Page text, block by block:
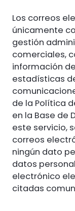
Los correos
únicamente
gestión
comerciales,
información
estadísticas
de la Política
en la Base de
este servicio,
correos
ningún dato
datos
electrónico
citadas